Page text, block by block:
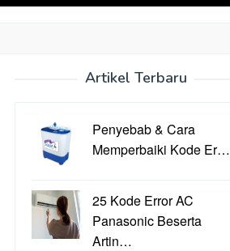
Artikel Terbaru
Penyebab & Cara
Memperbaiki Kode Er…
25 Kode Error AC
Panasonic Beserta
Artin…